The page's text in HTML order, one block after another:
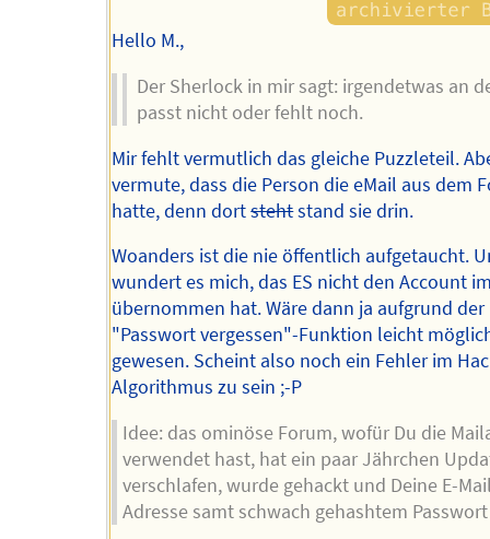
Hello M.,
Der Sherlock in mir sagt: irgendetwas an
passt nicht oder fehlt noch.
Mir fehlt vermutlich das gleiche Puzzleteil.
vermute, dass die Person die eMail aus dem
hatte, denn dortstehtstand sie drin.
Woanders ist die nie öffentlich aufgetaucht.
wundert es mich, das ES nicht den Account
übernommen hat. Wäre dann ja aufgrund der
"Passwort vergessen"-Funktion leicht
gewesen. Scheint also noch ein Fehler im
Algorithmus zu sein ;-P
Idee: das ominöse Forum, wofür Du die
verwendet hast, hat ein paar Jährchen
verschlafen, wurde gehackt und Deine E-
Adresse samt schwach gehashtem